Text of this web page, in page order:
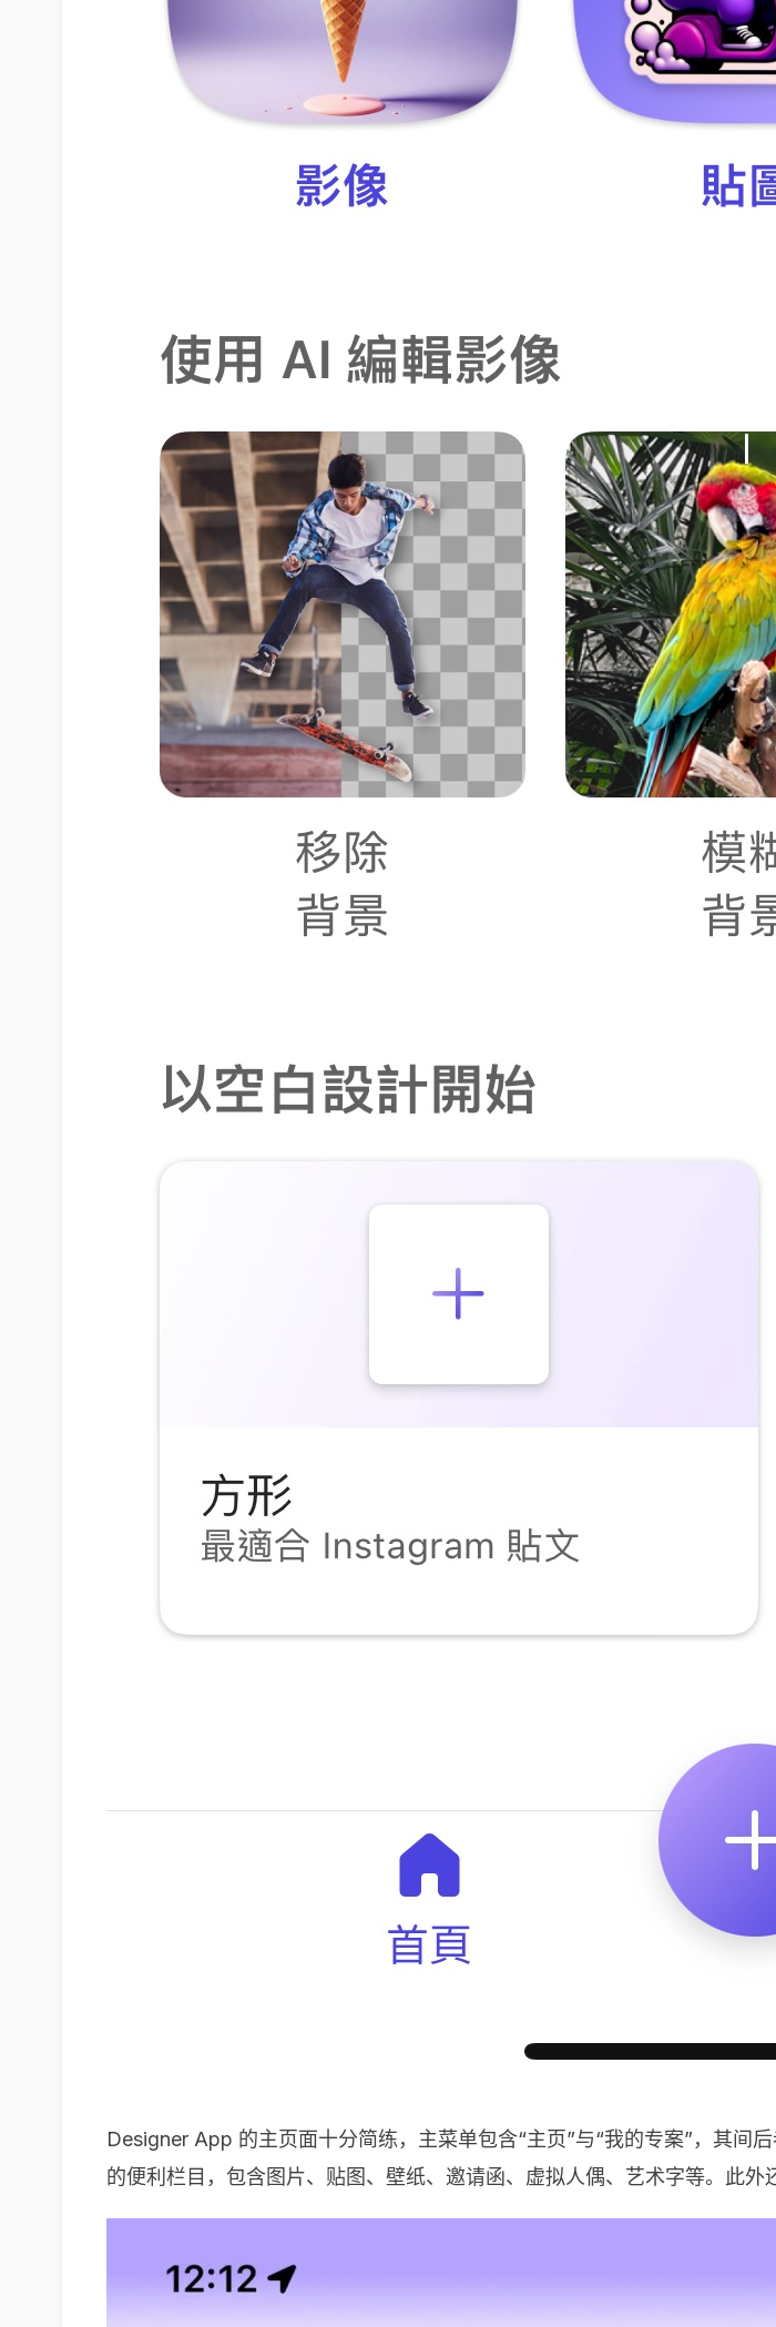
Designer App 的主页面十分简练，主菜单包含“主页”与“我的专案”，其间
的便利栏目，包含图片、贴图、壁纸、邀请函、虚拟人偶、艺术字等。此